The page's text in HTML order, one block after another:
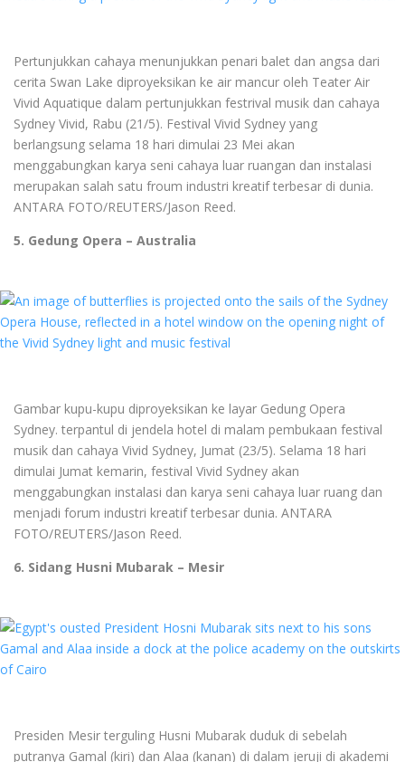
Pertunjukkan cahaya menunjukkan penari balet dan angsa dari
cerita Swan Lake diproyeksikan ke air mancur oleh Teater Air
Vivid Aquatique dalam pertunjukkan festrival musik dan cahaya
Sydney Vivid, Rabu (21/5). Festival Vivid Sydney yang
berlangsung selama 18 hari dimulai 23 Mei akan
menggabungkan karya seni cahaya luar ruangan dan instalasi
merupakan salah satu froum industri kreatif terbesar di dunia.
ANTARA FOTO/REUTERS/Jason Reed.
5. Gedung Opera – Australia
Gambar kupu-kupu diproyeksikan ke layar Gedung Opera
Sydney. terpantul di jendela hotel di malam pembukaan festival
musik dan cahaya Vivid Sydney, Jumat (23/5). Selama 18 hari
dimulai Jumat kemarin, festival Vivid Sydney akan
menggabungkan instalasi dan karya seni cahaya luar ruang dan
menjadi forum industri kreatif terbesar dunia. ANTARA
FOTO/REUTERS/Jason Reed.
6. Sidang Husni Mubarak – Mesir
Presiden Mesir terguling Husni Mubarak duduk di sebelah
putranya Gamal (kiri) dan Alaa (kanan) di dalam jeruji di akademi